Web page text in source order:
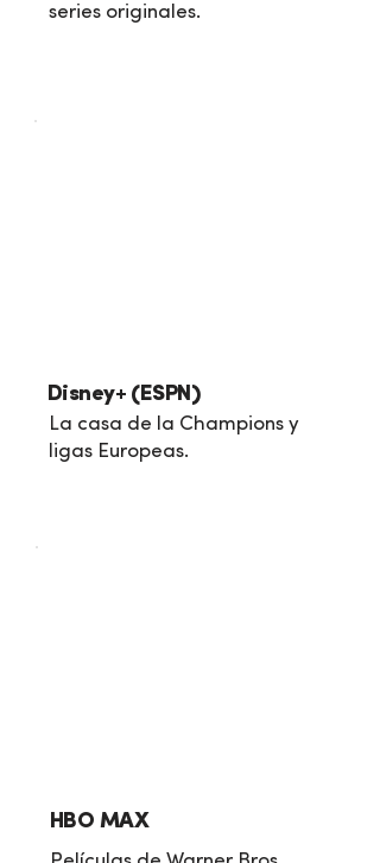
series originales.
Disney+ (ESPN)
La casa de la Champions y
ligas Europeas.
HBO MAX